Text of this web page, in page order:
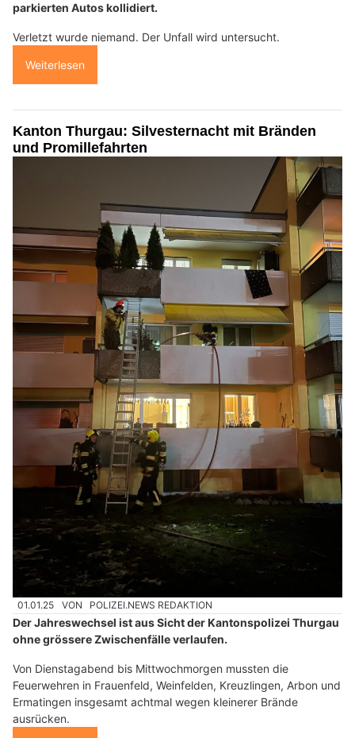
parkierten Autos kollidiert.
Verletzt wurde niemand. Der Unfall wird untersucht.
Weiterlesen
Kanton Thurgau: Silvesternacht mit Bränden
und Promillefahrten
01.01.25 VON POLIZEI.NEWS REDAKTION
Der Jahreswechsel ist aus Sicht der Kantonspolizei Thurgau
ohne grössere Zwischenfälle verlaufen.
Von Dienstagabend bis Mittwochmorgen mussten die
Feuerwehren in Frauenfeld, Weinfelden, Kreuzlingen, Arbon und
Ermatingen insgesamt achtmal wegen kleinerer Brände
ausrücken.